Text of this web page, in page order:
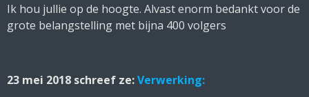
Ik hou jullie op de hoogte. Alvast enorm bedankt voor de
grote belangstelling met bijna 400 volgers
23 mei 2018 schreef ze:Verwerking: